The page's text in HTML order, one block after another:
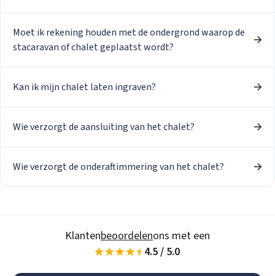
Service
Over
Inloggen
Moet ik rekening houden met de ondergrond waarop de
stacaravan of chalet geplaatst wordt?
Kan ik mijn chalet laten ingraven?
Wie verzorgt de aansluiting van het chalet?
Wie verzorgt de onderaftimmering van het chalet?
Klantenbeoordelenons met een
4.5 / 5.0
Inloggen
Wachtwoord vergeten